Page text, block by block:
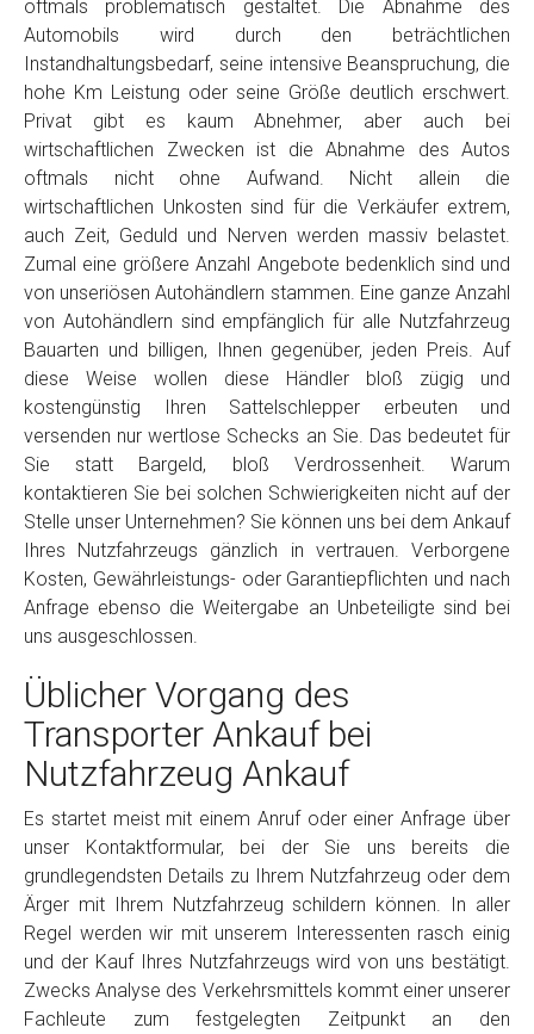
oftmals problematisch gestaltet. Die Abnahme des
Automobils wird durch den beträchtlichen
Instandhaltungsbedarf, seine intensive Beanspruchung, die
hohe Km Leistung oder seine Größe deutlich erschwert.
Privat gibt es kaum Abnehmer, aber auch bei
wirtschaftlichen Zwecken ist die Abnahme des Autos
oftmals nicht ohne Aufwand. Nicht allein die
wirtschaftlichen Unkosten sind für die Verkäufer extrem,
auch Zeit, Geduld und Nerven werden massiv belastet.
Zumal eine größere Anzahl Angebote bedenklich sind und
von unseriösen Autohändlern stammen. Eine ganze Anzahl
von Autohändlern sind empfänglich für alle Nutzfahrzeug
Bauarten und billigen, Ihnen gegenüber, jeden Preis. Auf
diese Weise wollen diese Händler bloß zügig und
kostengünstig Ihren Sattelschlepper erbeuten und
versenden nur wertlose Schecks an Sie. Das bedeutet für
Sie statt Bargeld, bloß Verdrossenheit. Warum
kontaktieren Sie bei solchen Schwierigkeiten nicht auf der
Stelle unser Unternehmen? Sie können uns bei dem Ankauf
Ihres Nutzfahrzeugs gänzlich in vertrauen. Verborgene
Kosten, Gewährleistungs- oder Garantiepflichten und nach
Anfrage ebenso die Weitergabe an Unbeteiligte sind bei
uns ausgeschlossen.
Üblicher Vorgang des
Transporter Ankauf bei
Nutzfahrzeug Ankauf
Es startet meist mit einem Anruf oder einer Anfrage über
unser Kontaktformular, bei der Sie uns bereits die
grundlegendsten Details zu Ihrem Nutzfahrzeug oder dem
Ärger mit Ihrem Nutzfahrzeug schildern können. In aller
Regel werden wir mit unserem Interessenten rasch einig
und der Kauf Ihres Nutzfahrzeugs wird von uns bestätigt.
Zwecks Analyse des Verkehrsmittels kommt einer unserer
Fachleute zum festgelegten Zeitpunkt an den